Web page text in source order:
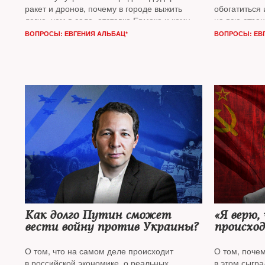
ракет и дронов, почему в городе выжить
легче, чем в селе, отставка Ермака и кому
доверяют украинцы —The New Times
ВОПРОСЫ: ЕВГЕНИЯ АЛЬБАЦ*
на всю
с главным
ВОПРОСЫ:
Как долго Путин сможет
вести войну против Украины?
О том, что на самом деле происходит
в российской экономике, о реальных
«Я
О том,
в этом